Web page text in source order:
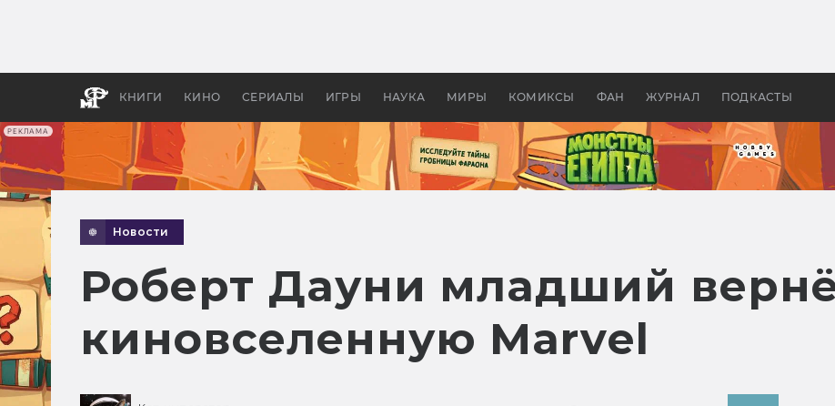
РЕКЛАМА
КНИГИ КИНО СЕРИАЛЫ ИГРЫ НАУКА МИРЫ КОМИКСЫ ФАН ЖУРНАЛ ПОДКАСТЫ
бы «Властелина колец»
Древней Грецией
Новости
Роберт Дауни младший
киновселенную Marvel